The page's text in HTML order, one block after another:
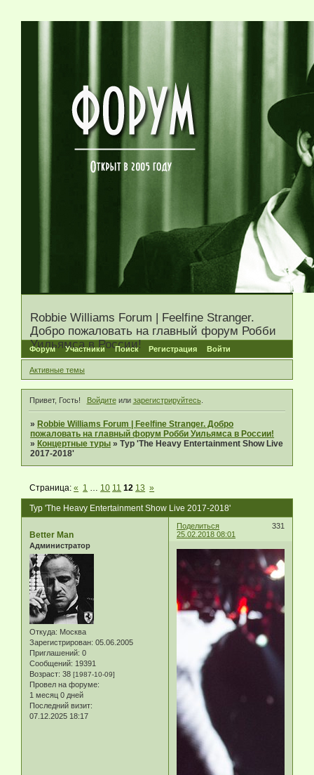
Robbie Williams Forum | Feelfine Stranger.
Добро пожаловать на главный форум Робби
Уильямса в России!
Форум Участники Поиск Регистрация Войти
Активные темы
Привет, Гость! Войдитеили зарегистрируйтесь.
» Robbie Williams Forum | Feelfine Stranger. Добро
пожаловать на главный форум Робби Уильямса в России!
» Концертные туры »Тур 'The Heavy Entertainment Show Live
2017-2018'
Тур 'The Heavy Entertainment Show Live 2017-2018'
Страница:« 1 10 11 12 13 »
Поделиться
331
25.02.2018 08:01
Better Man
Администратор
Откуда: Москва
Зарегистрирован: 05.06.2005
Приглашений: 0
Сообщений: 19391
Возраст: 38 [1987-10-09]
Провел на форуме:
1 месяц 0 дней
Последний визит:
07.12.2025 18:17